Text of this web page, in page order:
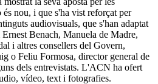
nou, i que s'ha vist reforçat per
audiovisuals, que s'han adaptat
Benach, Manuela de Madre,
i altres consellers del Govern,
o Feliu Formosa, director general de
dels entrevistats. L'ACN ha ofert
vídeo, text i fotografies.